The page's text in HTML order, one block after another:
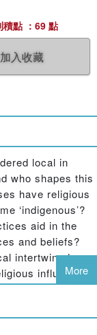
加入收藏
積點 ：69 點
local in
who shapes this
have religious
‘indigenous’?
aid in the
and beliefs?
intertwined
influences
More